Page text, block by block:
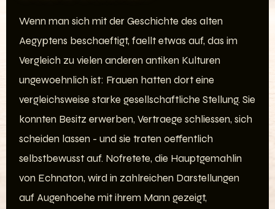
Wenn man sich mit der Geschichte des alten
Aegyptens beschaeftigt, faellt etwas auf, das im
Vergleich zu vielen anderen antiken Kulturen
ungewoehnlich ist: Frauen hatten dort eine
vergleichsweise starke gesellschaftliche Stellung. Sie
konnten Besitz erwerben, Vertraege schliessen, sich
scheiden lassen - und sie traten oeffentlich
selbstbewusst auf. Nofretete, die Hauptgemahlin
von Echnaton, wird in zahlreichen Darstellungen
auf Augenhoehe mit ihrem Mann gezeigt,